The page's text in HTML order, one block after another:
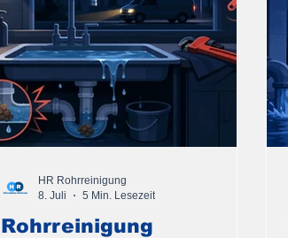
Rohrreinigung
HR Rohrreinigung
8. Juli
5 Min. Lesezeit